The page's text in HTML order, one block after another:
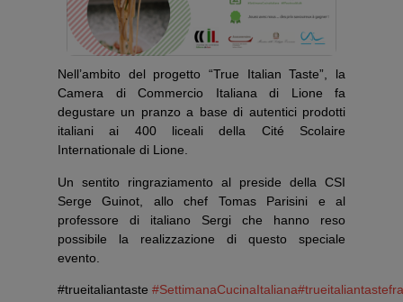
Nell’ambito del progetto “True Italian Taste”, la
Camera di Commercio Italiana di Lione fa
degustare un pranzo a base di autentici prodotti
italiani ai 400 liceali della Cité Scolaire
Internationale di Lione.
Un sentito ringraziamento al preside della CSI
Serge Guinot, allo chef Tomas Parisini e al
professore di italiano Sergi che hanno reso
possibile la realizzazione di questo speciale
evento.
#trueitaliantaste #SettimanaCucinaItaliana